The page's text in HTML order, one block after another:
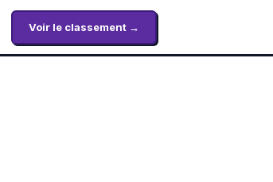
Voir le classement →